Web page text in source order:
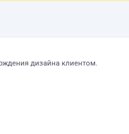
дизайна клиентом.